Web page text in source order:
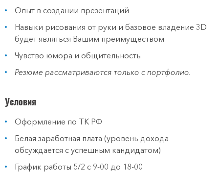
Опыт в создании презентаций
Навыки рисования от руки и базовое владение 3D
будет являться Вашим преимуществом
Чувство юмора и общительность
Резюме рассматриваются только с портфолио.
Условия
Оформление по ТК РФ
Белая заработная плата (уровень дохода
обсуждается с успешным кандидатом)
График работы 5/2 с 9-00 до 18-00